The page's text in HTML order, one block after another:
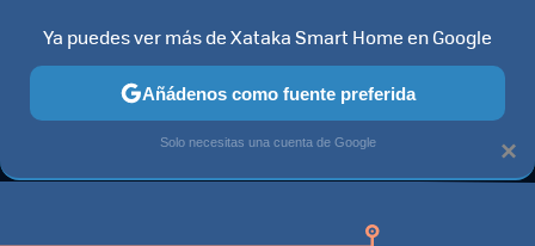
GUÍAS DE COMPRA CAZANDO GANGAS OFERTAS EN ×
Ya puedes ver más de Xataka Smart Home en Google
Añádenos como fuente preferida
Solo necesitas una cuenta de Google